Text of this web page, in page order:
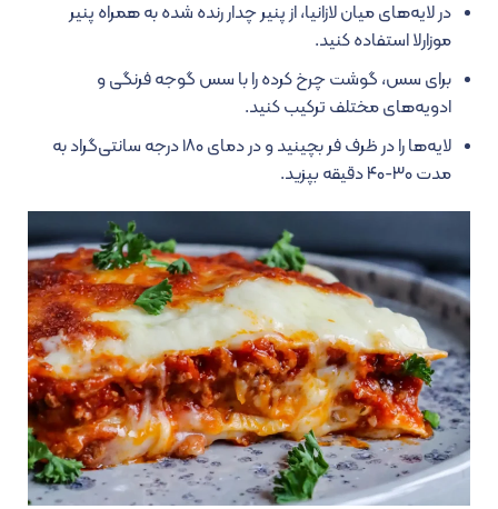
در لایه‌های میان لازانیا، از پنیر چدار رنده شده به همراه پنیر
موزارلا استفاده کنید.
برای سس، گوشت چرخ کرده را با سس گوجه فرنگی و
ادویه‌های مختلف ترکیب کنید.
لایه‌ها را در ظرف فر بچینید و در دمای ۱۸۰ درجه سانتی‌گراد به
مدت ۳۰-۴۰ دقیقه بپزید.